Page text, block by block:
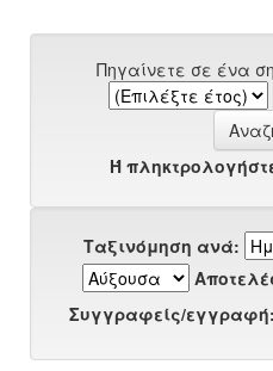
Πηγαίνετε σε ένα
Ή
Ταξινόμηση ανά:
Συγγραφείς/εγγραφή: